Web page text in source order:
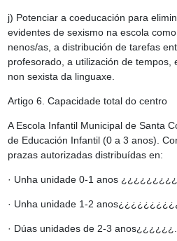
j) Potenciar a coeducación para
evidentes de sexismo na escola
nenos/as, a distribución de tarefas
profesorado, a utilización de tempos,
non sexista da linguaxe.
Artigo 6. Capacidade total do centro
A Escola Infantil Municipal de Santa
de Educación Infantil (0 a 3 anos).
prazas autorizadas distribuídas en:
· Unha unidade 0-1 anos
· Unha unidade 1-2
· Dúas unidades de 2-3